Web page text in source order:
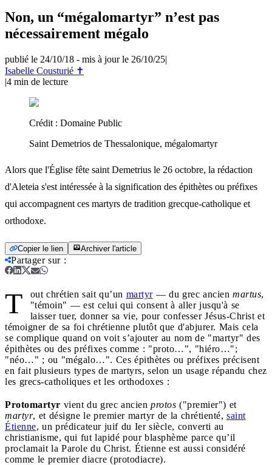
Non, un “mégalomartyr” n’est pas
nécessairement mégalo
publié le 24/10/18 - mis à jour le 26/10/25|
Isabelle Cousturié ✝
|4 min de lecture
Crédit : Domaine Public
Saint Demetrios de Thessalonique, mégalomartyr
Alors que l'Église fête saint Demetrius le 26 octobre, la rédaction
d'Aleteia s'est intéressée à la signification des épithètes ou préfixes
qui accompagnent ces martyrs de tradition grecque-catholique et
orthodoxe.
Copier le lien Archiver l'article
Partager sur:
T out chrétien sait qu’un martyr— du grec ancien martus,
"témoin" — est celui qui consent à aller jusqu'à se
laisser tuer, donner sa vie, pour confesser Jésus-Christ et
témoigner de sa foi chrétienne plutôt que d'abjurer. Mais cela
se complique quand on voit s’ajouter au nom de "martyr" des
épithètes ou des préfixes comme : "proto…", "hiéro…";
"néo…" ; ou "mégalo…". Ces épithètes ou préfixes précisent
en fait plusieurs types de martyrs, selon un usage répandu chez
les grecs-catholiques et les orthodoxes :
Protomartyr vient du grec ancien protos ("premier") et
martyr, et désigne le premier martyr de la chrétienté, saint
Étienne, un prédicateur juif du Ier siècle, converti au
christianisme, qui fut lapidé pour blasphème parce qu’il
proclamait la Parole du Christ. Étienne est aussi considéré
comme le premier diacre (protodiacre).